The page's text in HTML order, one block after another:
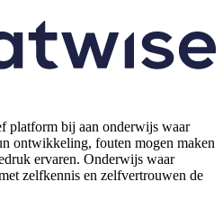
platform bij aan onderwijs waar
ontwikkeling, fouten mogen maken
ervaren. Onderwijs waar
zelfkennis en zelfvertrouwen de